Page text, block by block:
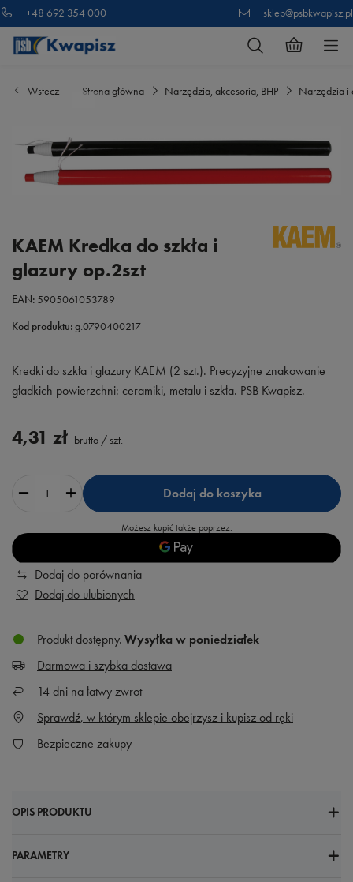
+48 692 354 000 sklep@psbkwapisz.pl
Wstecz Strona główna Narzędzia, akcesoria, BHP Narzędzia i
KAEM Kredka do szkła i
glazury op.2szt
EAN:5905061053789
Kod produktu:g.0790400217
Kredki do szkła i glazury KAEM (2 szt.). Precyzyjne znakowanie
gładkich powierzchni: ceramiki, metalu i szkła. PSB Kwapisz.
4,31 zł brutto / szt.
Dodaj do koszyka
Możesz kupić także poprzez:
Dodaj do porównania
Dodaj do ulubionych
Produkt dostępny Wysyłka w poniedziałek
Darmowa i szybka dostawa
14 dni na łatwy zwrot
Sprawdź, w którym sklepie obejrzysz i kupisz od ręki
Bezpieczne zakupy
OPIS PRODUKTU
PARAMETRY